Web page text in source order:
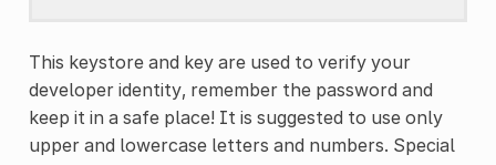
This keystore and key are used to verify your
developer identity, remember the password and
keep it in a safe place! It is suggested to use only
upper and lowercase letters and numbers. Special